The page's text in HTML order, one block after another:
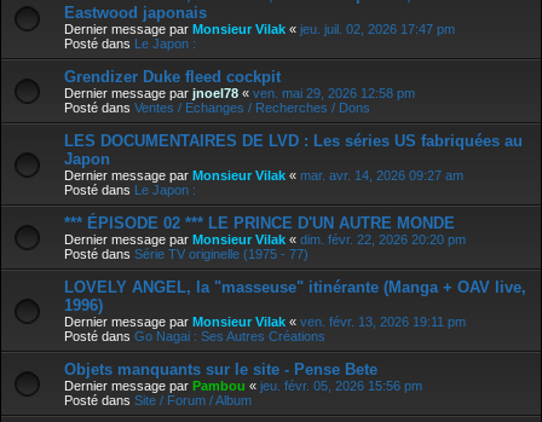
Eastwood japonais
Dernier message par Monsieur Vilak « jeu. juil. 02, 2026 17:47 pm
Posté dans Le Japon :
Grendizer Duke fleed cockpit
Dernier message par jnoel78 « ven. mai 29, 2026 12:58 pm
Posté dans Ventes / Echanges / Recherches / Dons
LES DOCUMENTAIRES DE LVD : Les séries US fabriquées au
Japon
Dernier message par Monsieur Vilak « mar. avr. 14, 2026 09:27 am
Posté dans Le Japon :
*** ÉPISODE 02 *** LE PRINCE D'UN AUTRE MONDE
Dernier message par Monsieur Vilak « dim. févr. 22, 2026 20:20 pm
Posté dans Série TV originelle (1975 - 77)
LOVELY ANGEL, la "masseuse" itinérante (Manga + OAV live,
1996)
Dernier message par Monsieur Vilak « ven. févr. 13, 2026 19:11 pm
Posté dans Go Nagai : Ses Autres Créations
Objets manquants sur le site - Pense Bete
Dernier message par Pambou « jeu. févr. 05, 2026 15:56 pm
Posté dans Site / Forum / Album